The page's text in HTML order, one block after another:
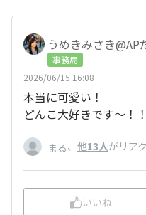
うめきみさき@AP
事務局
2026/06/15 16:08
本当に可愛い！
どんこ大好きです〜！
まる、 他13人がリア
いいね